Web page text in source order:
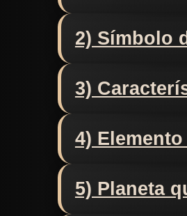
2) Símbolo
3)
4)
5) Planeta